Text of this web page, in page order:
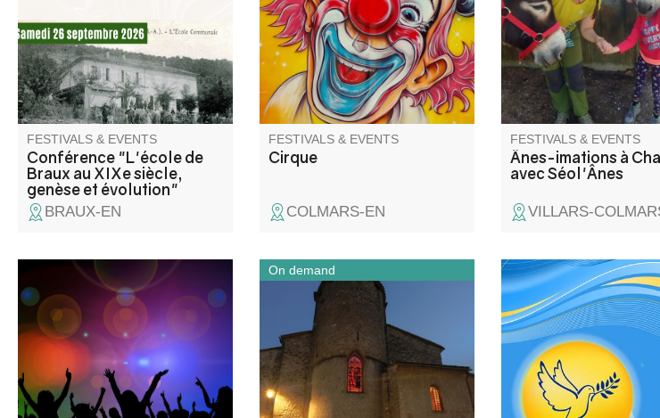
tout au long du XIXe siècle.
FESTIVALS & EVENTS
Conférence "L'école de
Braux au XIXe siècle,
genèse et évolution"
BRAUX-EN
FESTIVALS & EVENTS
Cirque
COLMARS-EN
amis aux longues
Rencontre du troupeau,
pansage, balade avec
, contes et poèmes sur
animal attachant !
FESTIVALS & EVENTS
Ânes-imations à
avec Séol'Ânes
VILLARS-
Come and celebrate summer!
Exhibition and market, all day
long: barbecues and
sardinades. Musical
entertainment: Les Gredins des
Alpes
Découvrez l’église Saint-Jean-
Baptiste et la chapelle Notre-
Dame de Vers-la-Ville lors
d’une balade entre patrimoine
religieux, histoire locale et
traditions du village.
On demand
Tribute to the war dead,
wreath-laying and